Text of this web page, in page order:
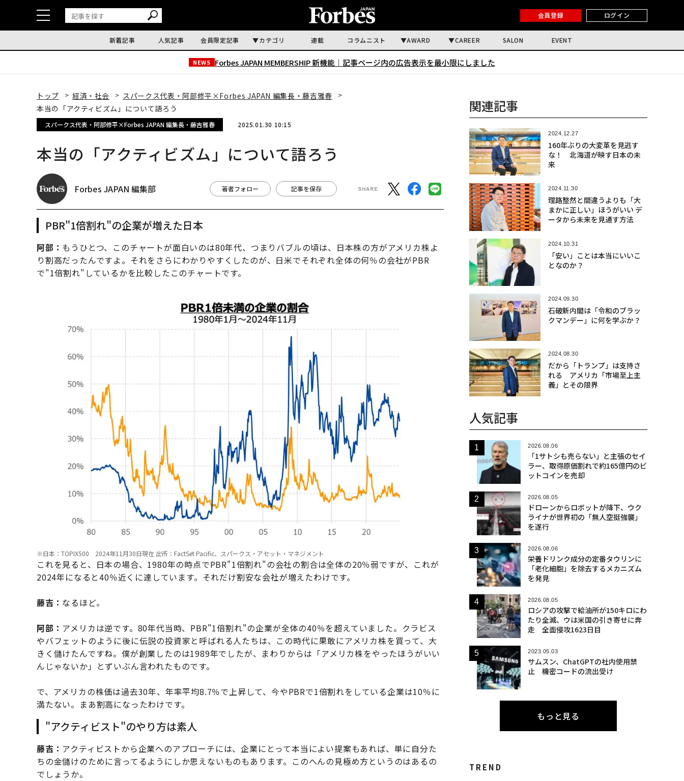
会員登録 ログイン
新着記事 人気記事 会員限定記事 カテゴリ 連載 コラムニスト AWARD CAREER SALON EVENT
NEWS Forbes JAPAN MEMBERSHIP 新機能｜ 記事ページ内の広告表示を最小限にしました
トップ 経済・社会
スパークス代表・阿部修平×Forbes JAPAN 編集長・藤吉雅春
本当の「アクティビズム」について語ろう
スパークス代表・阿部修平×Forbes JAPAN 編集長・藤吉雅春 2025.01.30 10:15
本当の「アクティビズム」について語ろう
Forbes JAPAN 編集部 著者フォロー 記事を保存
PBR"1倍割れ"の企業が増えた日本
阿部： もうひとつ、このチャートが面白いのは80年代、つまりバブルの頃は、日本株の方がアメリカ株よ
り割高だったんですよ。それをさらにわかりやすくしたのが、日米でそれぞれ全体の何％の会社がPBR
で"1倍割れ"しているかを比較したこのチャートです。
※日本：TOPIX500 2024年11月30日現在 出所：FactSet Pacific、スパークス・アセット・マネジメント
これを見ると、日本の場合、1980年の時点でPBR"1倍割れ"の会社の割合は全体の20％弱ですが、これが
2024年になると40％近くに達しています。それだけ割安な会社が増えたわけです。
藤吉： なるほど。
阿部： アメリカは逆です。80年代当時、PBR"1倍割れ"の企業が全体の40％を超えていました。クラビス
やバフェットのように後に伝説の投資家と呼ばれる人たちは、この時代に果敢にアメリカ株を買って、大
きく儲けたんですね。僕が創業したのは1989年でしたが、まわりからは「アメリカ株をやったほうがいい
んじゃないか」とずいぶん言われたものです。
で、アメリカの株価は過去30年、年率平均8.7％で上昇して、今やPBRで1倍割れをしている企業は10％に
満たない。まあ割高になったわけです。
"アクティビスト"のやり方は素人
藤吉： アクティビストから企業へのアプローチには、企業にとって本当によい提案もあれば、単に自分た
ちの金儲けのために言ってるようにしか思えないものもあります。このへんの見極め方というのはあるの
でしょうか。
関連記事
2024.12.27
160年ぶりの大変革を見逃す
な！ 北海道が映す日本の未
来
2024.11.30
理路整然と間違うよりも「大
まかに正しい」ほうがいい デ
ータから未来を見通す方法
2024.10.31
「安い」ことは本当にいいこ
となのか？
2024.09.30
石破新内閣は「令和のブラッ
クマンデー」に何を学ぶか？
2024.08.30
だから「トランプ」は支持さ
れる アメリカ「市場至上主
義」とその限界
人気記事
2026.08.06
「1サトシも売らない」と主張のセイ
ラー、取得原価割れで約165億円のビ
ットコインを売却
2026.08.05
ドローンからロボットが降下、ウク
ライナが世界初の「無人空挺強襲」
を遂行
2026.08.06
栄養ドリンク成分の定番タウリンに
「老化細胞」を除去するメカニズム
を発見
2026.08.05
ロシアの攻撃で給油所が150キロにわ
たり全滅、ウは米国の引き寄せに奔
走 全面侵攻1623日目
2023.05.03
サムスン、ChatGPTの社内使用禁
止 機密コードの流出受け
もっと見る
TREND